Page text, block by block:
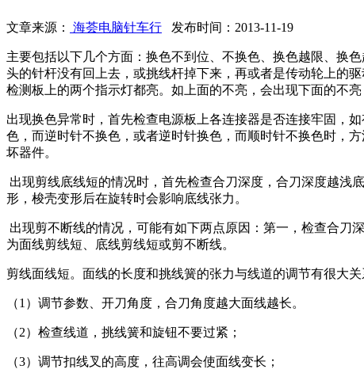
文章来源： 海荟电脑针车行 发布时间：2013-11-19
主要包括以下几个方面：换色不到位、不换色、换色越限、换
头的针杆没有回上去，或挑线杆掉下来，再或者是传动轮上的
检测板上的两个指示灯都亮。如上面的不亮，会出现下面的不
出现换色异常时，首先检查电源板上各连接器是否连接牢固，
色，而逆时针不换色，或者逆时针换色，而顺时针不换色时，
坏器件。
出现剪线底线短的情况时，首先检查合刀深度，合刀深度越浅
形，梭壳变形后在旋转时会影响底线张力。
出现剪不断线的情况，可能有如下两点原因：第一，检查合刀
为面线剪线短、底线剪线短或剪不断线。
剪线面线短。面线的长度和挑线簧的张力与线道的调节有很大
（1）调节参数、开刀角度，合刀角度越大面线越长。
（2）检查线道，挑线簧和旋钮不要过紧；
（3）调节扣线叉的高度，往高调会使面线变长；